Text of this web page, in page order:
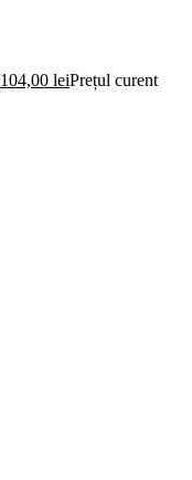
104,00 leiPrețul curent